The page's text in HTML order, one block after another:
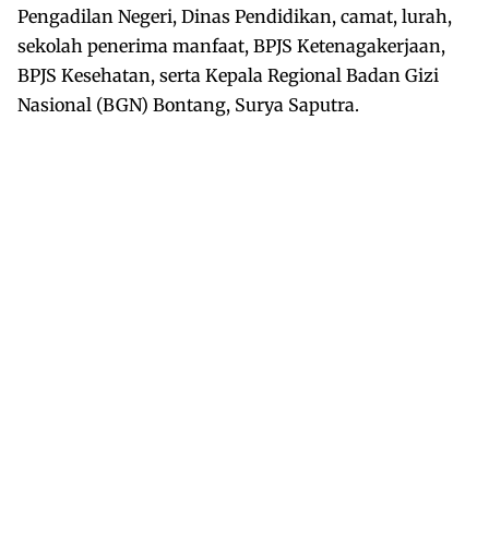
Pengadilan Negeri, Dinas Pendidikan, camat, lurah,
sekolah penerima manfaat, BPJS Ketenagakerjaan,
BPJS Kesehatan, serta Kepala Regional Badan Gizi
Nasional (BGN) Bontang, Surya Saputra.